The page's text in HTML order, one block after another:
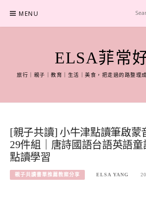
content
MENU
ELSA菲常
旅行｜親子｜教育｜生活｜美食，把走過的路整理
[親子共讀] 小牛津點讀筆啟蒙
29件組｜唐詩國語台語英語
點讀學習
親子共讀書單推薦教案分享 ELSA YANG